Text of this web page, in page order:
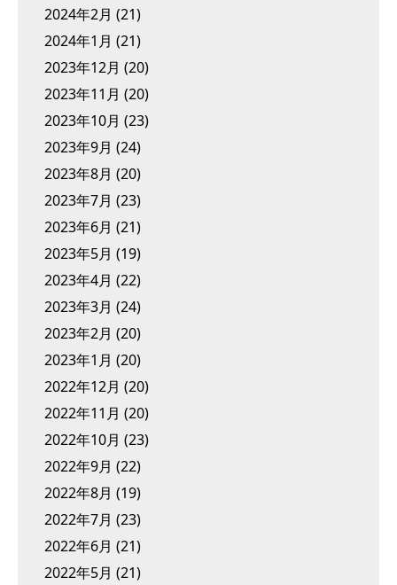
2024年2月 (21)
2024年1月 (21)
2023年12月 (20)
2023年11月 (20)
2023年10月 (23)
2023年9月 (24)
2023年8月 (20)
2023年7月 (23)
2023年6月 (21)
2023年5月 (19)
2023年4月 (22)
2023年3月 (24)
2023年2月 (20)
2023年1月 (20)
2022年12月 (20)
2022年11月 (20)
2022年10月 (23)
2022年9月 (22)
2022年8月 (19)
2022年7月 (23)
2022年6月 (21)
2022年5月 (21)